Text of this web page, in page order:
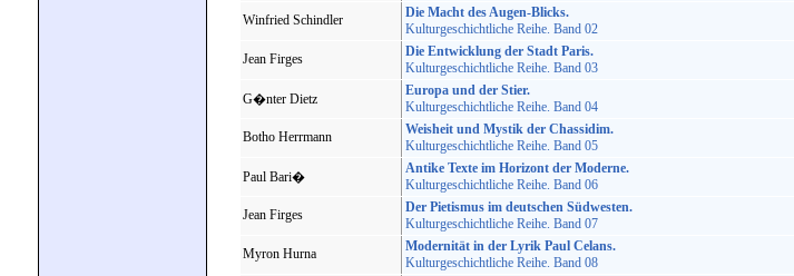
Winfried Schindler
Die Macht des Augen-Blicks.
Kulturgeschichtliche Reihe. Band 02
Jean Firges
Die Entwicklung der Stadt Paris.
Kulturgeschichtliche Reihe. Band 03
G�nter Dietz
Europa und der Stier.
Kulturgeschichtliche Reihe. Band 04
Botho Herrmann
Weisheit und Mystik der Chassidim.
Kulturgeschichtliche Reihe. Band 05
Paul Bari�
Antike Texte im Horizont der Moderne.
Kulturgeschichtliche Reihe. Band 06
Jean Firges
Der Pietismus im deutschen Südwesten.
Kulturgeschichtliche Reihe. Band 07
Myron Hurna
Modernität in der Lyrik Paul Celans.
Kulturgeschichtliche Reihe. Band 08